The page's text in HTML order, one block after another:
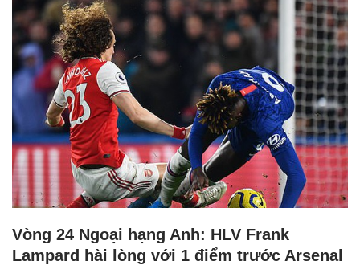
Vòng 24 Ngoại hạng Anh: HLV Frank
Lampard hài lòng với 1 điểm trước Arsenal